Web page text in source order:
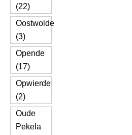
(22)
Oostwolde
(3)
Opende
(17)
Opwierde
(2)
Oude
Pekela